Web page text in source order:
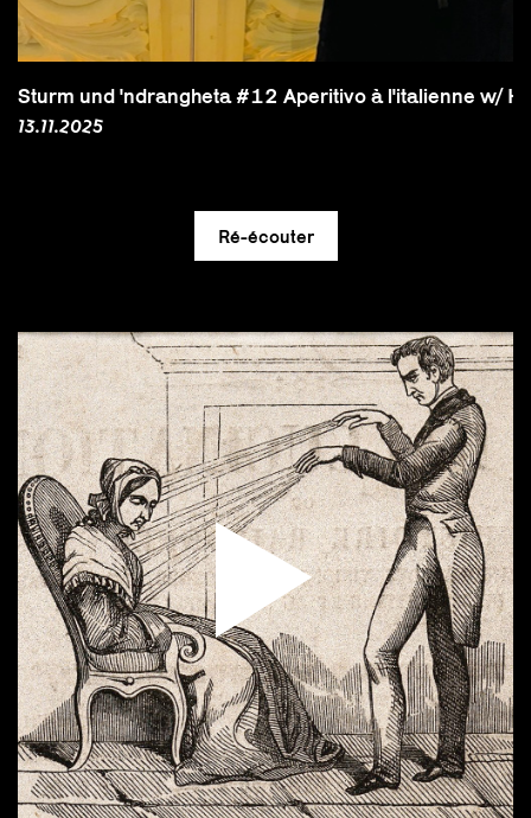
Sturm und 'ndrangheta #12 Aperitivo à l'italienne w/
13.11.2025